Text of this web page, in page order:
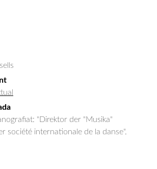
"Direktor der "Musika"
société internationale de la danse".